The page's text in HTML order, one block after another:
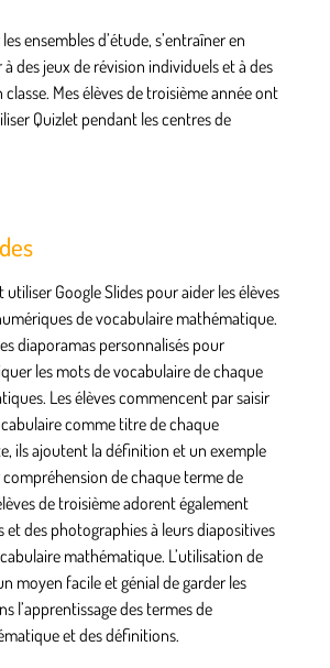
ensembles d’étude, s’entraîner en
des jeux de révision individuels et à des
Mes élèves de troisième année ont
Quizlet pendant les centres de
utiliser Google Slides pour aider les élèves
de vocabulaire mathématique.
diaporamas personnalisés pour
les mots de vocabulaire de chaque
Les élèves commencent par saisir
comme titre de chaque
ils ajoutent la définition et un exemple
de chaque terme de
de troisième adorent également
et des photographies à leurs diapositives
mathématique. L’utilisation de
moyen facile et génial de garder les
l’apprentissage des termes de
et des définitions.